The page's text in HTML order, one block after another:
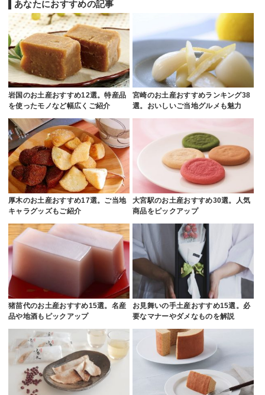
あなたにおすすめの記事
岩国のお土産おすすめ12選。特産品
を使ったモノなど幅広くご紹介
宮崎のお土産おすすめランキング38
選。おいしいご当地グルメも魅力
厚木のお土産おすすめ17選。ご当地
キャラグッズもご紹介
大宮駅のお土産おすすめ30選。人気
商品をピックアップ
猪苗代のお土産おすすめ15選。名産
品や地酒もピックアップ
お見舞いの手土産おすすめ15選。必
要なマナーやダメなものを解説